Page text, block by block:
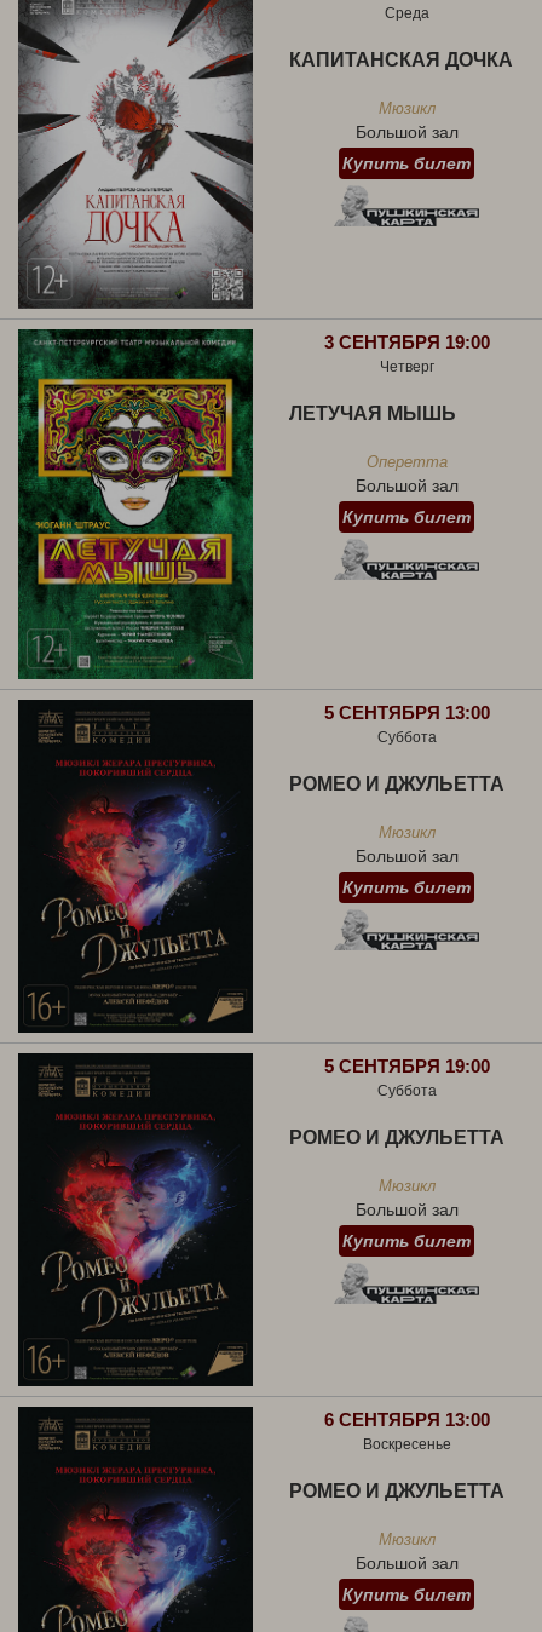
Среда
КАПИТАНСКАЯ ДОЧКА
Мюзикл
Большой зал
Купить билет
3 СЕНТЯБРЯ 19:00
Четверг
ЛЕТУЧАЯ МЫШЬ
Оперетта
Большой зал
Купить билет
5 СЕНТЯБРЯ 13:00
Суббота
РОМЕО И ДЖУЛЬЕТТА
Мюзикл
Большой зал
Купить билет
5 СЕНТЯБРЯ 19:00
Суббота
РОМЕО И ДЖУЛЬЕТТА
Мюзикл
Большой зал
Купить билет
6 СЕНТЯБРЯ 13:00
Воскресенье
РОМЕО И ДЖУЛЬЕТТА
Мюзикл
Большой зал
Купить билет